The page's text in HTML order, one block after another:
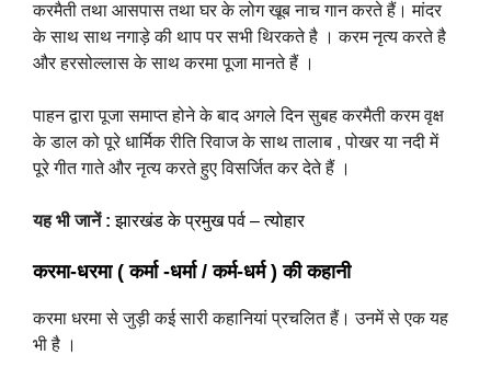
करमैती तथा आसपास तथा घर के लोग खूब नाच गान करते हैं। मांदर
के साथ साथ नगाड़े की थाप पर सभी थिरकते है । करम नृत्य करते है
और हरसोल्लास के साथ करमा पूजा मानते हैं ।
पाहन द्वारा पूजा समाप्त होने के बाद अगले दिन सुबह करमैती करम वृक्ष
के डाल को पूरे धार्मिक रीति रिवाज के साथ तालाब , पोखर या नदी में
पूरे गीत गाते और नृत्य करते हुए विसर्जित कर देते हैं ।
यह भी जानें : झारखंड के प्रमुख पर्व – त्योहार
करमा-धरमा ( कर्मा -धर्मा / कर्म-धर्म ) की कहानी
करमा धरमा से जुड़ी कई सारी कहानियां प्रचलित हैं। उनमें से एक यह
भी है ।